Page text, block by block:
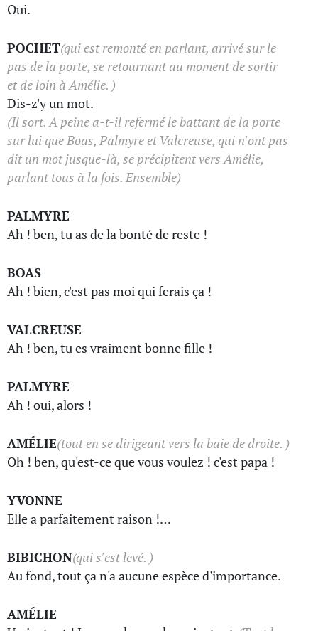
Oui.
POCHET(qui est remonté en parlant, arrivé sur le
pas de la porte, se retournant au moment de sortir
et de loin à Amélie. )
Dis-z'y un mot.
(Il sort. A peine a-t-il refermé le battant de la porte
sur lui que Boas, Palmyre et Valcreuse, qui n'ont pas
dit un mot jusque-là, se précipitent vers Amélie,
parlant tous à la fois. Ensemble)
PALMYRE
Ah ! ben, tu as de la bonté de reste !
BOAS
Ah ! bien, c'est pas moi qui ferais ça !
VALCREUSE
Ah ! ben, tu es vraiment bonne fille !
PALMYRE
Ah ! oui, alors !
AMÉLIE(tout en se dirigeant vers la baie de droite. )
Oh ! ben, qu'est-ce que vous voulez ! c'est papa !
YVONNE
Elle a parfaitement raison !…
BIBICHON(qui s'est levé. )
Au fond, tout ça n'a aucune espèce d'importance.
AMÉLIE